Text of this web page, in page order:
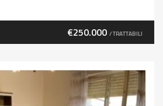
€250.000 / TRATTABILI